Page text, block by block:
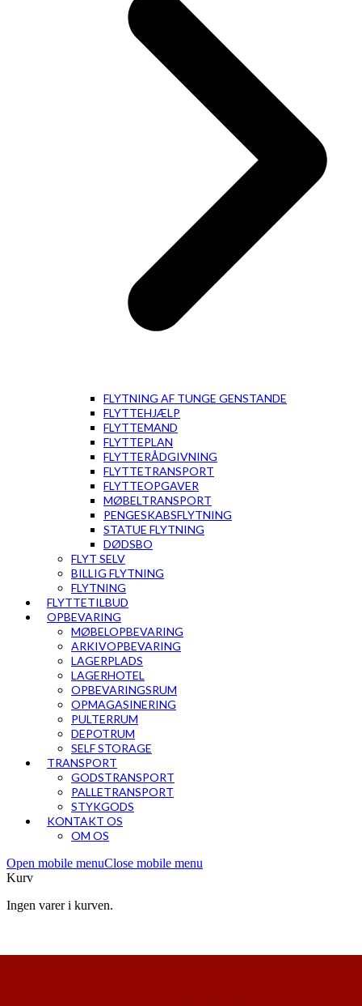
FLYTNING AF TUNGE GENSTANDE
FLYTTEHJÆLP
FLYTTEMAND
FLYTTEPLAN
FLYTTERÅDGIVNING
FLYTTETRANSPORT
FLYTTEOPGAVER
MØBELTRANSPORT
PENGESKABSFLYTNING
STATUE FLYTNING
DØDSBO
FLYT SELV
BILLIG FLYTNING
FLYTNING
FLYTTETILBUD
OPBEVARING
MØBELOPBEVARING
ARKIVOPBEVARING
LAGERPLADS
LAGERHOTEL
OPBEVARINGSRUM
OPMAGASINERING
PULTERRUM
DEPOTRUM
SELF STORAGE
TRANSPORT
GODSTRANSPORT
PALLETRANSPORT
STYKGODS
KONTAKT OS
OM OS
Open mobile menuClose mobile menu
Kurv
Ingen varer i kurven.